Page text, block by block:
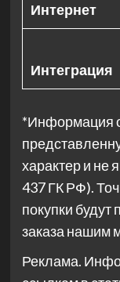
Интернет
Интеграция
*Информация
характер и не
437 ГК РФ).
покупки
заказа нашим
Реклама.